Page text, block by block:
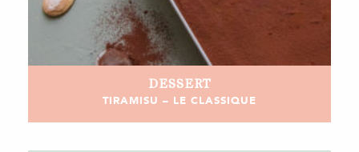
DESSERT
TIRAMISU – LE CLASSIQUE